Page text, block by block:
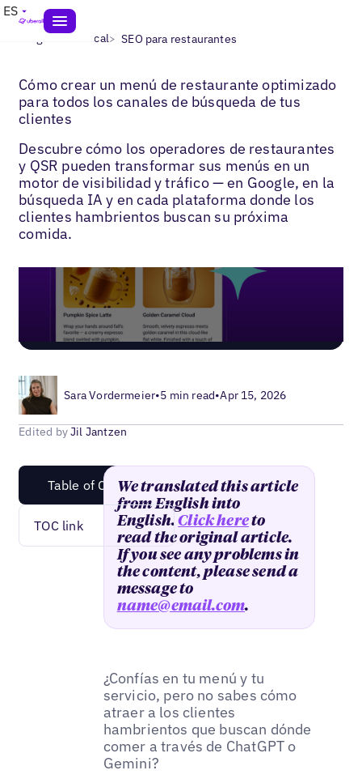
ES
Blogs> SEO local> SEO para restaurantes
Cómo crear un menú de restaurante optimizado
para todos los canales de búsqueda de tus
clientes
Descubre cómo los operadores de restaurantes
y QSR pueden transformar sus menús en un
motor de visibilidad y tráfico — en Google, en la
búsqueda IA y en cada plataforma donde los
clientes hambrientos buscan su próxima
comida.
Sara Vordermeier•5 min read•Apr 15, 2026
Edited byJil Jantzen
Table of Content
TOC link
We translated this article
from English into
English.Click hereto
read the original article.
If you see any problems in
the content, please send a
message to
name@email.com.
¿Confías en tu menú y tu
servicio, pero no sabes cómo
atraer a los clientes
hambrientos que buscan dónde
comer a través de ChatGPT o
Gemini?